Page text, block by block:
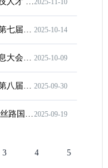
2025-10-14
关于举办第二届中国测绘地理信息大会的通知（第三号） 2025-10-09
2025-09-30
2025-09-19
3 4 5